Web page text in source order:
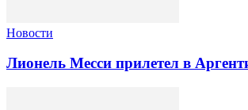
Новости
Лионель Месси прилетел в